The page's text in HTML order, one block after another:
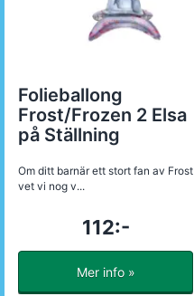
Folieballong
Frost/Frozen 2 Elsa
på Ställning
Om ditt barnär ett stort fan av Frost
vet vi nog v...
112:-
Mer info »